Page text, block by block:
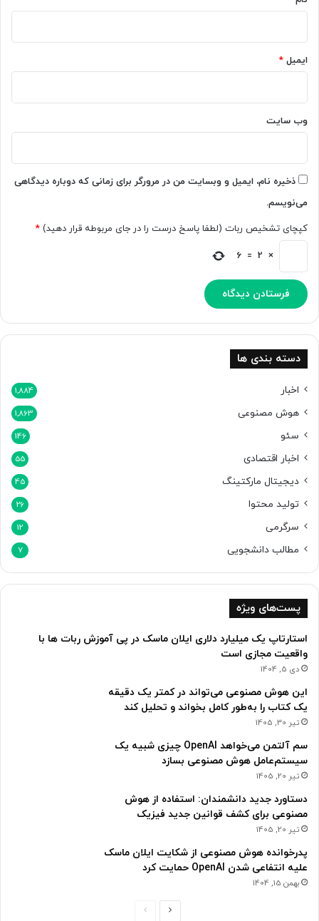
م
ن
ع
خ
ا
ب
ا
ی
ب
خ
ک
ر
ب
ا
ر
ا
ن
ج
ن
ا
ف
ع
ل
ایمیل *
وب‌ سایت
ذخیره نام، ایمیل و وبسایت من در مرورگر برای زمانی که دوباره دیدگاهی
می‌نویسم.
کپچای تشخیص ربات (لطفا پاسخ درست را در جای مربوطه قرار دهید) *
×
2
=
6
دسته بندی ها
اخبار 1,884
هوش مصنوعی 1,863
سئو 146
اخبار اقتصادی 55
دیجیتال مارکتینگ 45
تولید محتوا 26
سرگرمی 12
مطالب دانشجویی 7
پست‌های ویژه
استارتاپ یک میلیارد دلاری ایلان ماسک در پی آموزش ربات ها با
واقعیت مجازی است
دی 5, 1404
این هوش مصنوعی می‌تواند در کمتر یک دقیقه
یک کتاب را به‌طور کامل بخواند و تحلیل کند
تیر 30, 1405
سم آلتمن می‌خواهد OpenAI چیزی شبیه یک
سیستم‌عامل هوش مصنوعی بسازد
تیر 20, 1405
دستاورد جدید دانشمندان: استفاده از هوش
مصنوعی برای کشف قوانین جدید فیزیک
تیر 20, 1405
پدرخوانده هوش مصنوعی از شکایت ایلان ماسک
علیه انتفاعی شدن OpenAI حمایت کرد
بهمن 15, 1404